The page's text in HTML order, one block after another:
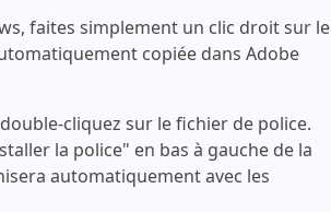
faites simplement un clic droit sur le
copiée dans Adobe
cliquez sur le fichier de police.
la police" en bas à gauche de la
automatiquement avec les